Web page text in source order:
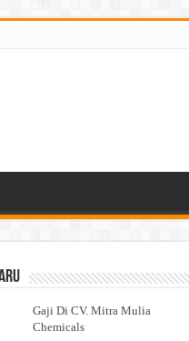
Gaji Di CV. Mitra Mulia
Chemicals